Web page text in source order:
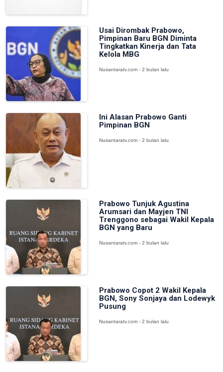
Usai Dirombak Prabowo,
Pimpinan Baru BGN Diminta
Tingkatkan Kinerja dan Tata
Kelola MBG
Nusantaratv.com - 2 bulan lalu
Ini Alasan Prabowo Ganti
Pimpinan BGN
Nusantaratv.com - 2 bulan lalu
Prabowo Tunjuk Agustina
Arumsari dan Mayjen TNI
Trenggono sebagai Wakil Kepala
BGN yang Baru
Nusantaratv.com - 2 bulan lalu
Prabowo Copot 2 Wakil Kepala
BGN, Sony Sonjaya dan Lodewyk
Pusung
Nusantaratv.com - 2 bulan lalu